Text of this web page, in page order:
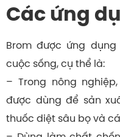
Các ứng
Brom được ứng
cuộc sống, cụ thể là:
– Trong nông
được dùng để sản
thuốc diệt sâu bọ và